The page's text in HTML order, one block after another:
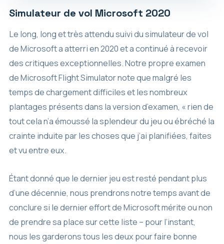
Simulateur de vol Microsoft 2020
Le long, long et très attendu suivi du simulateur de vol
de Microsoft a atterri en 2020 et a continué à recevoir
des critiques exceptionnelles. Notre propre examen
de Microsoft Flight Simulator note que malgré les
temps de chargement difficiles et les nombreux
plantages présents dans la version d’examen, « rien de
tout cela n’a émoussé la splendeur du jeu ou ébréché la
crainte induite par les choses que j’ai planifiées, faites
et vu entre eux.
Étant donné que le dernier jeu est resté pendant plus
d’une décennie, nous prendrons notre temps avant de
conclure si le dernier effort de Microsoft mérite ou non
de prendre sa place sur cette liste – pour l’instant,
nous les garderons tous les deux pour faire bonne